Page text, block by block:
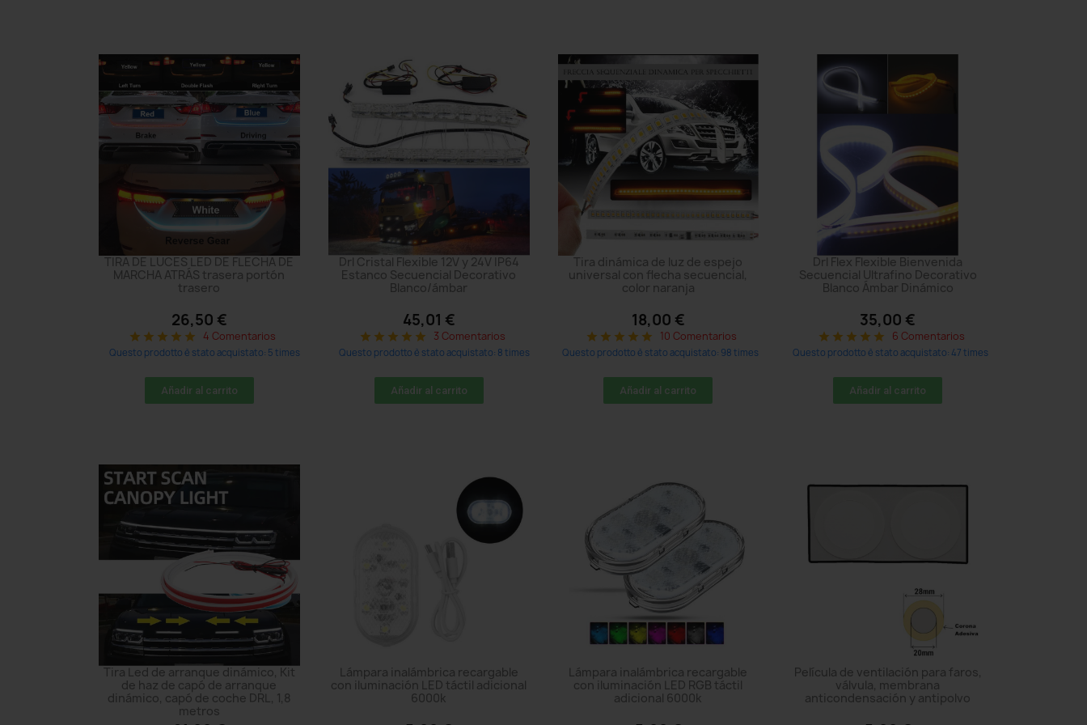
TIRA DE LUCES LED DE FLECHA DE
MARCHA ATRÁS trasera portón
trasero
26,50 €
star star star star star 4 Comentarios
Questo prodotto è stato acquistato: 5 times
Añadir al carrito
Drl Cristal Flexible 12V y 24V IP64
Estanco Secuencial Decorativo
Blanco/ámbar
45,01 €
star star star star star 3 Comentarios
Questo prodotto è stato acquistato: 8 times
Añadir al carrito
Tira dinámica de luz de espejo
universal con flecha secuencial,
color naranja
18,00 €
star star star star star 10 Comentarios
Questo prodotto è stato acquistato: 98 times
Añadir al carrito
Drl Flex Flexible Bienvenida
Secuencial Ultrafino Decorativo
Blanco Ámbar Dinámico
35,00 €
star star star star star 6 Comentarios
Questo prodotto è stato acquistato: 47 times
Añadir al carrito
Tira Led de arranque dinámico, Kit
de haz de capó de arranque
dinámico, capó de coche DRL, 1,8
metros
Lámpara inalámbrica recargable
con iluminación LED táctil adicional
6000k
Lámpara inalámbrica recargable
con iluminación LED RGB táctil
adicional 6000k
Película de ventilación para faros,
válvula, membrana
anticondensación y antipolvo